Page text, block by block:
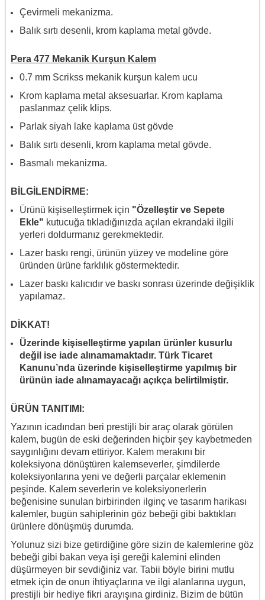
Çevirmeli mekanizma.
Balık sırtı desenli, krom kaplama metal gövde.
Pera 477 Mekanik Kurşun Kalem
0.7 mm Scrikss mekanik kurşun kalem ucu
Krom kaplama metal aksesuarlar. Krom kaplama
paslanmaz çelik klips.
Parlak siyah lake kaplama üst gövde
Balık sırtı desenli, krom kaplama metal gövde.
Basmalı mekanizma.
BİLGİLENDİRME:
Ürünü kişiselleştirmek için "Özelleştir ve Sepete
Ekle" kutucuğa tıkladığınızda açılan ekrandaki ilgili
yerleri doldurmanız gerekmektedir.
Lazer baskı rengi, ürünün yüzey ve modeline göre
üründen ürüne farklılık göstermektedir.
Lazer baskı kalıcıdır ve baskı sonrası üzerinde değişiklik
yapılamaz.
DİKKAT!
Üzerinde kişiselleştirme yapılan ürünler kusurlu
değil ise iade alınamamaktadır. Türk Ticaret
Kanunu’nda üzerinde kişiselleştirme yapılmış bir
ürünün iade alınamayacağı açıkça belirtilmiştir.
ÜRÜN TANITIMI:
Yazının icadından beri prestijli bir araç olarak görülen
kalem, bugün de eski değerinden hiçbir şey kaybetmeden
saygınlığını devam ettiriyor. Kalem merakını bir
koleksiyona dönüştüren kalemseverler, şimdilerde
koleksiyonlarına yeni ve değerli parçalar eklemenin
peşinde. Kalem severlerin ve koleksiyonerlerin
beğenisine sunulan birbirinden ilginç ve tasarım harikası
kalemler, bugün sahiplerinin göz bebeği gibi baktıkları
ürünlere dönüşmüş durumda.
Yolunuz sizi bize getirdiğine göre sizin de kalemlerine göz
bebeği gibi bakan veya işi gereği kalemini elinden
düşürmeyen bir sevdiğiniz var. Tabii böyle birini mutlu
etmek için de onun ihtiyaçlarına ve ilgi alanlarına uygun,
prestijli bir hediye fikri arayışına girdiniz. Bizim de bütün